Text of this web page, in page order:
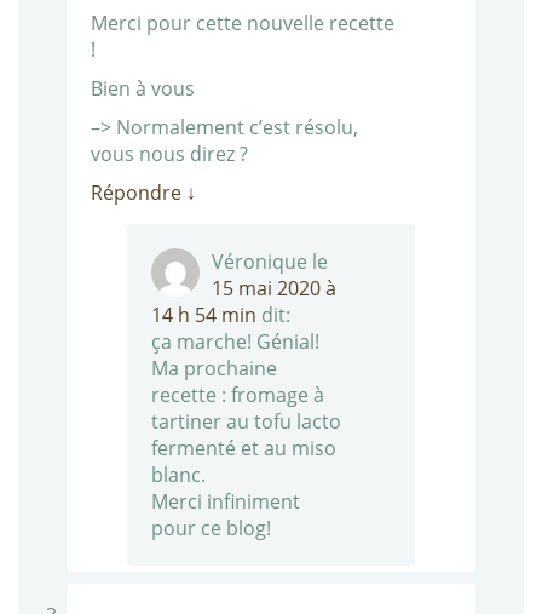
Merci pour cette nouvelle recette
!
Bien à vous
–> Normalement c’est résolu,
vous nous direz ?
Répondre ↓
Véronique le
15 mai 2020 à
14 h 54 min dit:
ça marche! Génial!
Ma prochaine
recette : fromage à
tartiner au tofu lacto
fermenté et au miso
blanc.
Merci infiniment
pour ce blog!